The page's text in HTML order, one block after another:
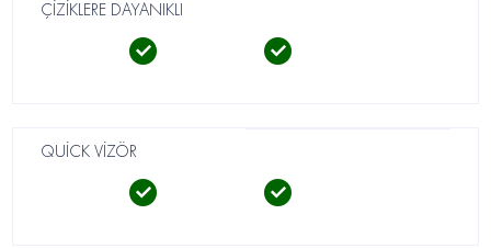
ÇİZİKLERE DAYANIKLI
QUİCK VİZÖR